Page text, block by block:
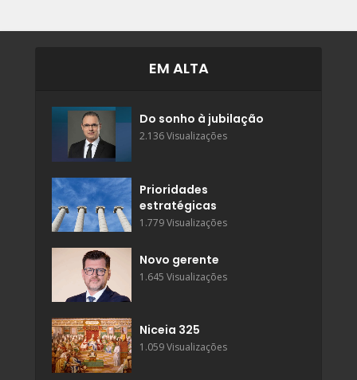
EM ALTA
Do sonho à jubilação
2.136 Visualizações
Prioridades
estratégicas
1.779 Visualizações
Novo gerente
1.645 Visualizações
Niceia 325
1.059 Visualizações